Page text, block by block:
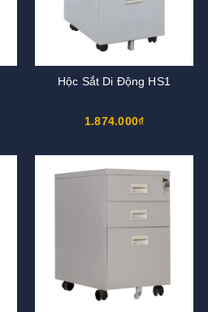
Hộc Sắt Di Động HS1
1.874.000₫